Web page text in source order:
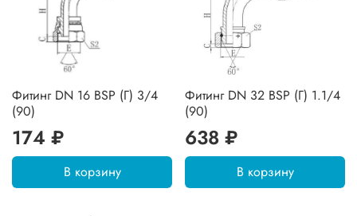
Фитинг DN 16 BSP (Г) 3/4
(90)
174 ₽
В корзину
Фитинг DN 32 BSP (Г) 1.1/4
(90)
638 ₽
В корзину